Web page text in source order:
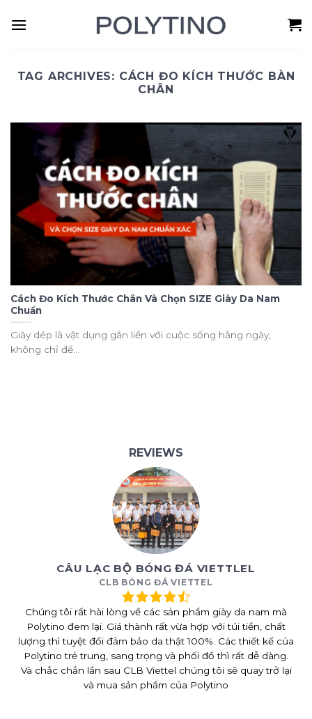
TAG ARCHIVES: CÁCH ĐO KÍCH THƯỚC BÀN
CHÂN
Cách Đo Kích Thước Chân Và Chọn SIZE Giày Da Nam
Chuẩn
Giày dép là vật dụng gắn liền với cuộc sống hằng ngày,
không chỉ để...
REVIEWS
CÂU LẠC BỘ BÓNG ĐÁ VIETTLEL
CLB BÓNG ĐÁ VIETTEL
Chúng tôi rất hài lòng về các sản phẩm giày da nam mà
Polytino đem lại. Giá thành rất vừa hợp với túi tiền, chất
lượng thì tuyệt đối đảm bảo da thật 100%. Các thiết kế của
Polytino trẻ trung, sang trọng và phối đồ thì rất dễ dàng.
Và chắc chắn lần sau CLB Viettel chúng tôi sẽ quay trở lại
và mua sản phẩm của Polytino